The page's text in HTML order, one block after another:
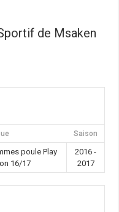
de Msaken
Saison
poule Play
16/17
2016 -
2017